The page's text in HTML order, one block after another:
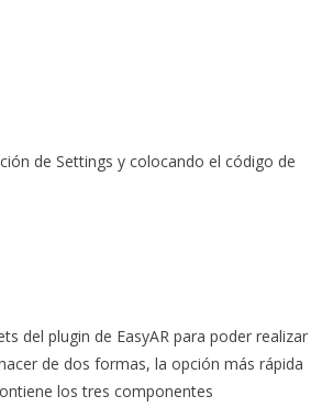
de Settings y colocando el código de
del plugin de EasyAR para poder realizar
de dos formas, la opción más rápida
los tres componentes